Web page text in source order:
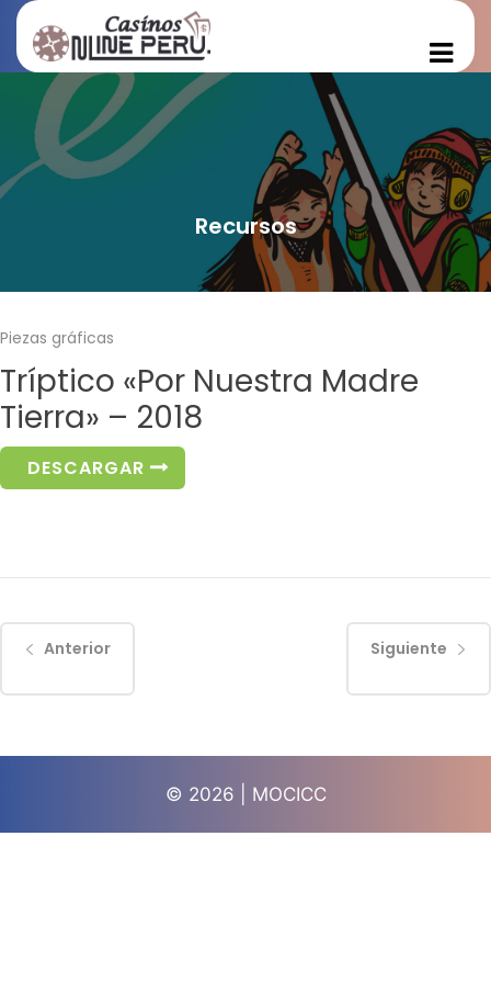
Recursos
Piezas gráficas
Tríptico «Por Nuestra Madre
Tierra» – 2018
DESCARGAR
Anterior Siguiente
© 2026 | MOCICC